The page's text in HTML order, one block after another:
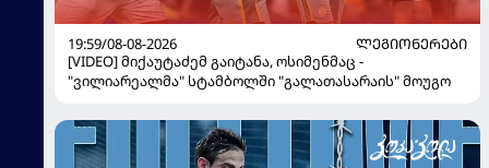
19:59/08-08-2026
ᲚᲔᲒᲘᲝᲜᲔᲠᲔᲑᲘ
[VIDEO] მიქაუტაძემ გაიტანა, ოსიმენმაც -
"ვილიარეალმა" სტამბოლში "გალათასარაის" მოუგო